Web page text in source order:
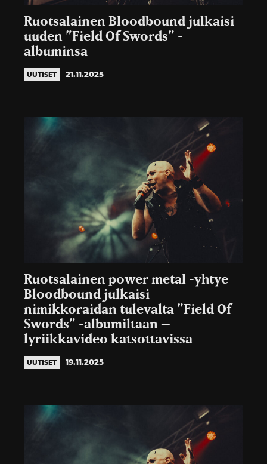
Ruotsalainen Bloodbound julkaisi
uuden ”Field Of Swords” -
albuminsa
UUTISET 21.11.2025
Ruotsalainen power metal -yhtye
Bloodbound julkaisi
nimikkoraidan tulevalta ”Field Of
Swords” -albumiltaan –
lyriikkavideo katsottavissa
UUTISET 19.11.2025